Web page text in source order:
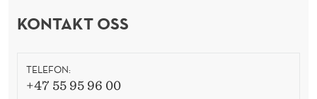
KONTAKT OSS
TELEFON:
+47 55 95 96 00